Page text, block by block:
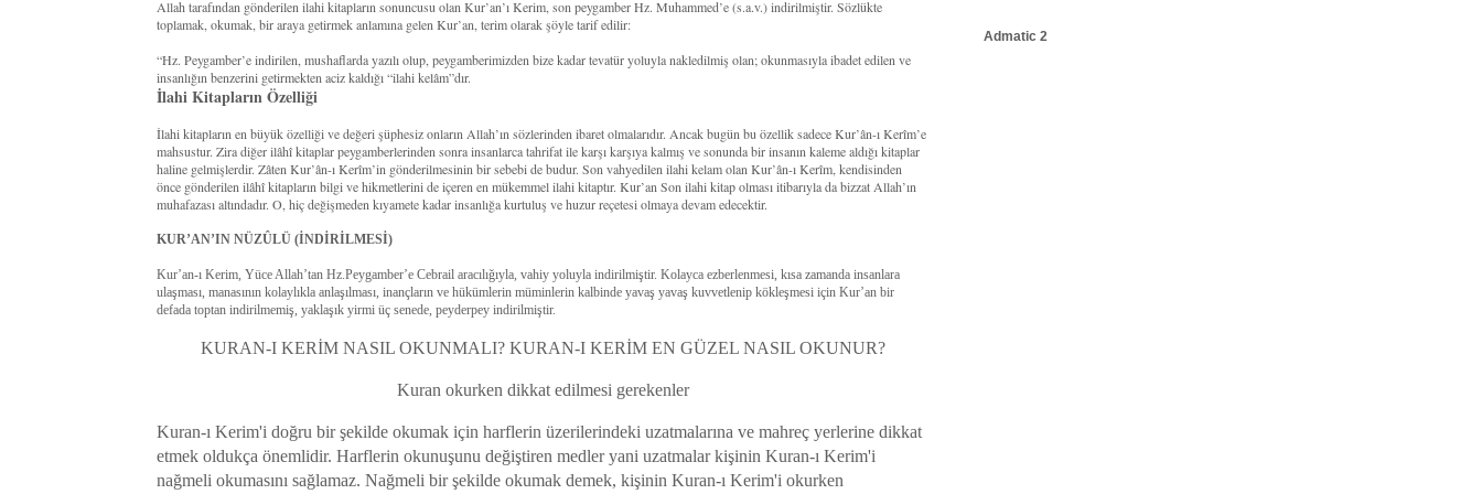
Allah tarafından gönderilen ilahi kitapların sonuncusu olan Kur’an’ı Kerim, son peygamber Hz. Muhammed’e (s.a.v.) indirilmiştir. Sözlükte
toplamak, okumak, bir araya getirmek anlamına gelen Kur’an, terim olarak şöyle tarif edilir:
“Hz. Peygamber’e indirilen, mushaflarda yazılı olup, peygamberimizden bize kadar tevatür yoluyla nakledilmiş olan; okunmasıyla ibadet edilen ve
insanlığın benzerini getirmekten aciz kaldığı “ilahi kelâm”dır.
İlahi Kitapların Özelliği
İlahi kitapların en büyük özelliği ve değeri şüphesiz onların Allah’ın sözlerinden ibaret olmalarıdır. Ancak bugün bu özellik sadece Kur’ân-ı Kerîm’e
mahsustur. Zira diğer ilâhî kitaplar peygamberlerinden sonra insanlarca tahrifat ile karşı karşıya kalmış ve sonunda bir insanın kaleme aldığı kitaplar
haline gelmişlerdir. Zâten Kur’ân-ı Kerîm’in gönderilmesinin bir sebebi de budur. Son vahyedilen ilahi kelam olan Kur’ân-ı Kerîm, kendisinden
önce gönderilen ilâhî kitapların bilgi ve hikmetlerini de içeren en mükemmel ilahi kitaptır. Kur’an Son ilahi kitap olması itibarıyla da bizzat Allah’ın
muhafazası altındadır. O, hiç değişmeden kıyamete kadar insanlığa kurtuluş ve huzur reçetesi olmaya devam edecektir.
KUR’AN’IN NÜZÛLÜ (İNDİRİLMESİ)
Kur’an-ı Kerim, Yüce Allah’tan Hz.Peygamber’e Cebrail aracılığıyla, vahiy yoluyla indirilmiştir. Kolayca ezberlenmesi, kısa zamanda insanlara
ulaşması, manasının kolaylıkla anlaşılması, inançların ve hükümlerin müminlerin kalbinde yavaş yavaş kuvvetlenip kökleşmesi için Kur’an bir
defada toptan indirilmemiş, yaklaşık yirmi üç senede, peyderpey indirilmiştir.
KURAN-I KERİM NASIL OKUNMALI? KURAN-I KERİM EN GÜZEL NASIL OKUNUR?
Kuran okurken dikkat edilmesi gerekenler
Kuran-ı Kerim'i doğru bir şekilde okumak için harflerin üzerilerindeki uzatmalarına ve mahreç yerlerine dikkat
etmek oldukça önemlidir. Harflerin okunuşunu değiştiren medler yani uzatmalar kişinin Kuran-ı Kerim'i
nağmeli okumasını sağlamaz. Nağmeli bir şekilde okumak demek, kişinin Kuran-ı Kerim'i okurken
Admatic 2